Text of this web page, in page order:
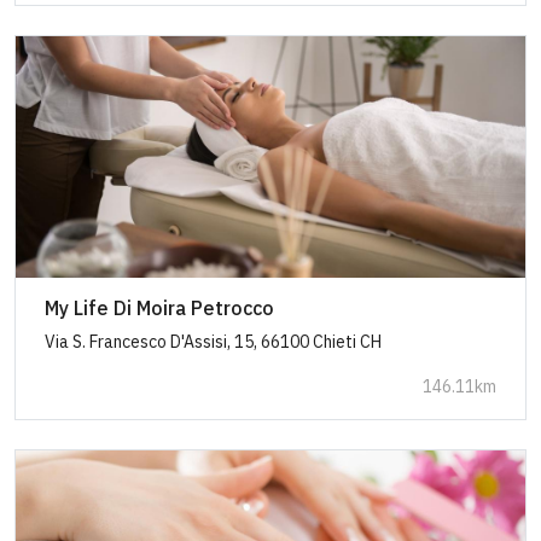
My Life Di Moira Petrocco
Via S. Francesco D'Assisi, 15, 66100 Chieti CH
146.11km